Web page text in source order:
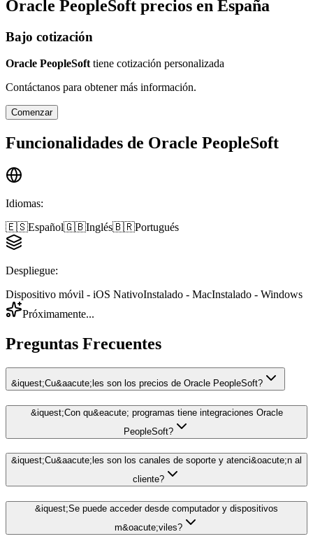
Oracle PeopleSoft precios en España
Bajo cotización
Oracle PeopleSoft tiene cotización personalizada
Contáctanos para obtener más información.
Comenzar
Funcionalidades de Oracle PeopleSoft
Idiomas:
🇪🇸Español🇬🇧Inglés🇧🇷Portugués
Despliegue:
Dispositivo móvil - iOS NativoInstalado - MacInstalado - Windows
Próximamente...
Preguntas Frecuentes
&iquest;Cu&aacute;les son los precios de Oracle PeopleSoft?
&iquest;Con qu&eacute; programas tiene integraciones Oracle
PeopleSoft?
&iquest;Cu&aacute;les son los canales de soporte y atenci&oacute;n al
cliente?
&iquest;Se puede acceder desde computador y dispositivos
m&oacute;viles?